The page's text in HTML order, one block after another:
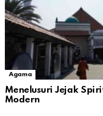
Agama
Menelusuri Jejak
Modern